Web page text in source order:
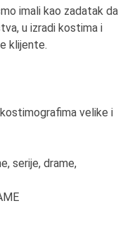
imali kao zadatak da
u izradi kostima i
klijente.
velike i
serije, drame,